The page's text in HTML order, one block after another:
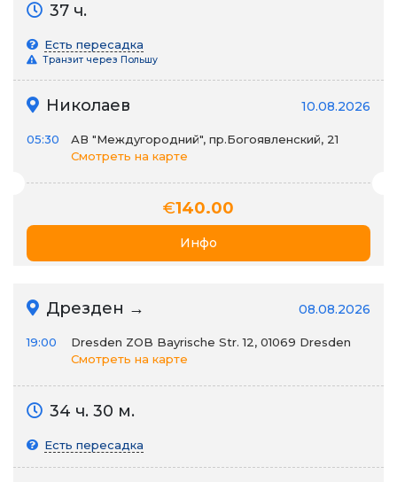
37 ч.
Есть пересадка
Транзит через Польшу
Николаев 10.08.2026
05:30
АВ "Междугородний", пр.Богоявленский, 21
Смотреть на карте
€140.00
Инфо
Дрезден → 08.08.2026
19:00
Dresden ZOB Bayrische Str. 12, 01069 Dresden
Смотреть на карте
34 ч. 30 м.
Есть пересадка